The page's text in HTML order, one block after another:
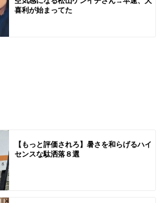
喜利が始まってた
【もっと評価されろ】暑さを和らげるハイ
センスな駄洒落８選